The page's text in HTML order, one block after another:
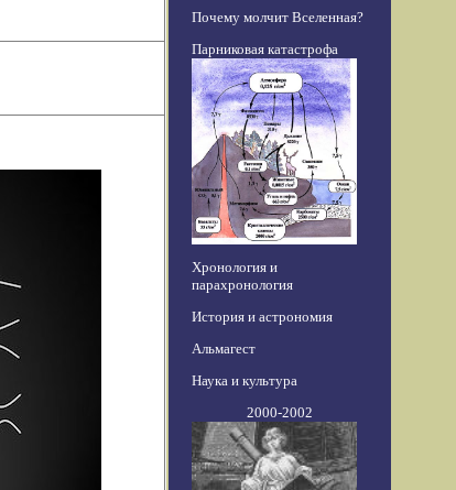
Почему молчит Вселенная?
Парниковая катастрофа
Хронология и
парахронология
История и астрономия
Альмагест
Наука и культура
2000-2002